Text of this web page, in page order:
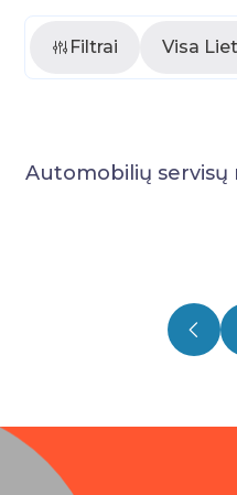
Filtrai Visa
Automobilių servisų